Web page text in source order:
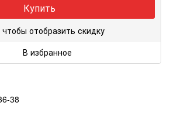
Купить
отобразить скидку
В избранное
38